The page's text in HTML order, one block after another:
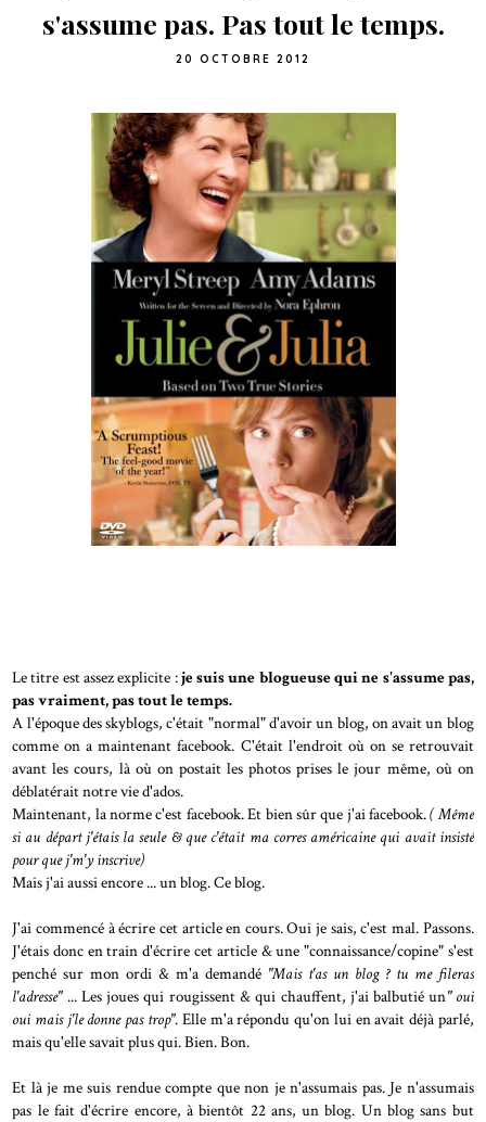
s'assume pas. Pas tout le temps.
20 OCTOBRE 2012
Le titre est assez explicite :je suis une blogueuse qui ne s'assume pas,
pas vraiment, pas tout le temps.
A l'époque des skyblogs, c'était "normal" d'avoir un blog, on avait un blog
comme on a maintenant facebook. C'était l'endroit où on se retrouvait
avant les cours, là où on postait les photos prises le jour même, où on
déblatérait notre vie d'ados.
Maintenant, la norme c'est facebook. Et bien sûr que j'ai facebook.( Même
si au départ j'étais la seule & que c'était ma corres américaine qui avait insisté
pour que j'm'y inscrive)
Mais j'ai aussi encore ... un blog. Ce blog.
J'ai commencé à écrire cet article en cours. Oui je sais, c'est mal. Passons.
J'étais donc en train d'écrire cet article & une "connaissance/copine" s'est
penché sur mon ordi & m'a demandé "Mais t'as un blog ? tu me fileras
l'adresse"... Les joues qui rougissent & qui chauffent, j'ai balbutié un" oui
oui mais j'le donne pas trop". Elle m'a répondu qu'on lui en avait déjà parlé,
mais qu'elle savait plus qui. Bien. Bon.
Et là je me suis rendue compte que non je n'assumais pas. Je n'assumais
pas le fait d'écrire encore, à bientôt 22 ans, un blog. Un blog sans but